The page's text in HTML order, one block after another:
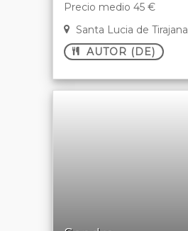
Precio medio 45 €
Santa Lucia de Tirajana
AUTOR (DE)